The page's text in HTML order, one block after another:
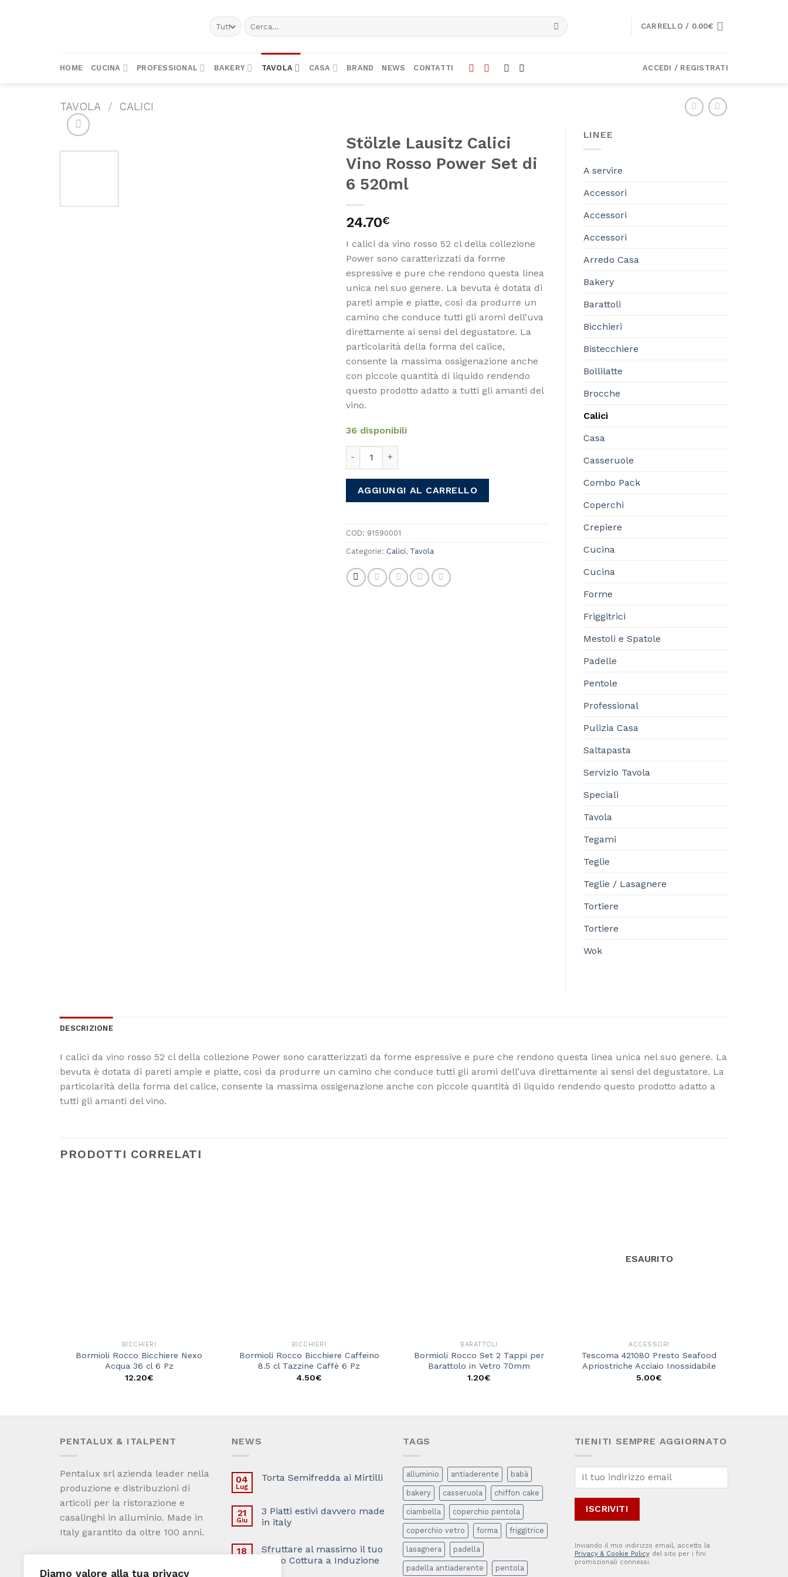
Diamo valore alla tua privacy
Cerca:
CARRELLO / 0.00€
HOME CUCINA PROFESSIONAL BAKERY TAVOLA CASA BRAND NEWS CONTATTI ACCEDI / REGISTRATI
TAVOLA / CALICI
Stölzle Lausitz Calici
Vino Rosso Power Set di
6 520ml
24.70€
I calici da vino rosso 52 cl della collezione
Power sono caratterizzati da forme
espressive e pure che rendono questa linea
unica nel suo genere. La bevuta è dotata di
pareti ampie e piatte, così da produrre un
camino che conduce tutti gli aromi dell’uva
direttamente ai sensi del degustatore. La
particolarità della forma del calice,
consente la massima ossigenazione anche
con piccole quantità di liquido rendendo
questo prodotto adatto a tutti gli amanti del
vino.
36 disponibili
AGGIUNGI AL CARRELLO
COD: 91590001
Categorie: Calici, Tavola
LINEE
A servire
Accessori
Accessori
Accessori
Arredo Casa
Bakery
Barattoli
Bicchieri
Bistecchiere
Bollilatte
Brocche
Calici
Casa
Casseruole
Combo Pack
Coperchi
Crepiere
Cucina
Cucina
Forme
Friggitrici
Mestoli e Spatole
Padelle
Pentole
Professional
Pulizia Casa
Saltapasta
Servizio Tavola
Speciali
Tavola
Tegami
Teglie
Teglie / Lasagnere
Tortiere
Tortiere
Wok
DESCRIZIONE
I calici da vino rosso 52 cl della collezione Power sono caratterizzati da forme espressive e pure che rendono questa linea unica nel suo genere. La
bevuta è dotata di pareti ampie e piatte, così da produrre un camino che conduce tutti gli aromi dell’uva direttamente ai sensi del degustatore. La
particolarità della forma del calice, consente la massima ossigenazione anche con piccole quantità di liquido rendendo questo prodotto adatto a
tutti gli amanti del vino.
PRODOTTI CORRELATI
BICCHIERI
Bormioli Rocco Bicchiere Nexo
Acqua 36 cl 6 Pz
12.20€
BICCHIERI
Bormioli Rocco Bicchiere Caffeino
8.5 cl Tazzine Caffè 6 Pz
4.50€
BARATTOLI
Bormioli Rocco Set 2 Tappi per
Barattolo in Vetro 70mm
1.20€
ESAURITO
ACCESSORI
Tescoma 421080 Presto Seafood
Apriostriche Acciaio Inossidabile
5.00€
PENTALUX & ITALPENT
Pentalux srl azienda leader nella
produzione e distribuzioni di
articoli per la ristorazione e
casalinghi in alluminio. Made in
Italy garantito da oltre 100 anni.
Condizioni generali di vendita
NEWS
04
Lug
Torta Semifredda ai Mirtilli
21
Giu
3 Piatti estivi davvero made
in italy
18
Sfruttare al massimo il tuo
Piano Cottura a Induzione
TAGS
alluminio antiaderente babà
bakery casseruola chiffon cake
ciambella coperchio pentola
coperchio vetro forma friggitrice
lasagnera padella
padella antiaderente pentola
TIENITI SEMPRE AGGIORNATO
Inviando il mio indirizzo email, accetto la
Privacy & Cookie Policydel sito per i fini
promozionali connessi.